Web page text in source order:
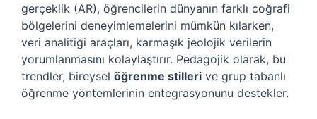
gerçeklik (AR), öğrencilerin dünyanın farklı coğrafi
bölgelerini deneyimlemelerini mümkün kılarken,
veri analitiği araçları, karmaşık jeolojik verilerin
yorumlanmasını kolaylaştırır. Pedagojik olarak, bu
trendler, bireysel öğrenme stilleri ve grup tabanlı
öğrenme yöntemlerinin entegrasyonunu destekler.